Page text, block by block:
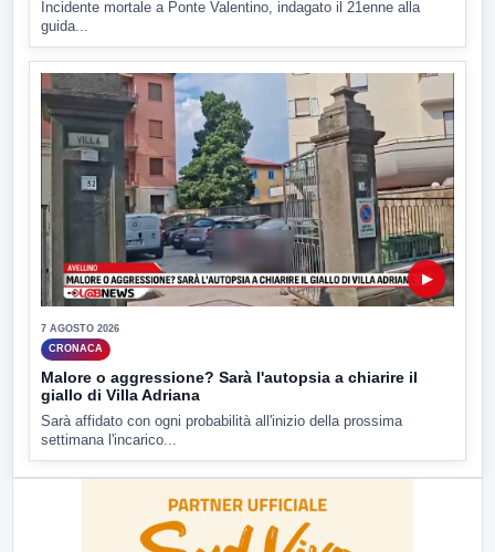
Incidente mortale a Ponte Valentino, indagato il 21enne alla
guida...
▶
7 AGOSTO 2026
CRONACA
Malore o aggressione? Sarà l'autopsia a chiarire il
giallo di Villa Adriana
Sarà affidato con ogni probabilità all'inizio della prossima
settimana l'incarico...